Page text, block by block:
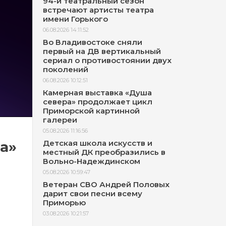
встречают артисты театра
имени Горького
06.08.2026 14:11:52
Во Владивостоке сняли
первый на ДВ вертикальный
сериал о противостоянии двух
поколений
06.08.2026 10:12:51
Камерная выставка «Душа
севера» продолжает цикл
Приморской картинной
галереи
05.08.2026 11:16:56
Детская школа искусств и
местный ДК преобразились в
Вольно-Надеждинском
05.08.2026 10:59:47
Ветеран СВО Андрей Половых
дарит свои песни всему
Приморью
03.08.2026 10:21:57